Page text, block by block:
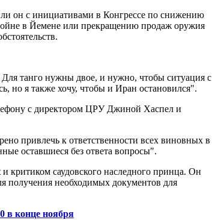
он с инициативами в Конгрессе по снижению
в Йемене или прекращению продаж оружия
танго нужны двое, и нужно, чтобы ситуация с
но я также хочу, чтобы и Иран остановился".
с директором ЦРУ Джиной Хаспел и
привлечь к ответственности всех виновных в
оставшиеся без ответа вопросы".
критиком саудовского наследного принца. Он
получения необходимых документов для
в конце ноября